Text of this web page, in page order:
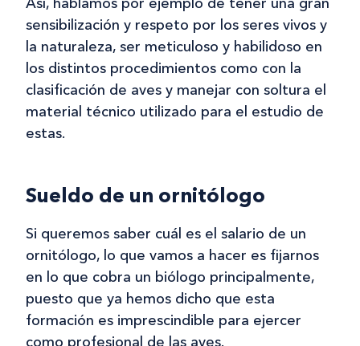
sensibilización y respeto por los seres vivos y
la naturaleza, ser meticuloso y habilidoso en
los distintos procedimientos como con la
clasificación de aves y manejar con soltura el
material técnico utilizado para el estudio de
estas.
Sueldo de un ornitólogo
Si queremos saber cuál es el salario de un
ornitólogo, lo que vamos a hacer es fijarnos
en lo que cobra un biólogo principalmente,
puesto que ya hemos dicho que esta
formación es imprescindible para ejercer
como profesional de las aves.